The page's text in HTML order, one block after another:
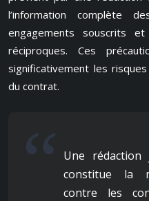
l’information complète
engagements souscrits
réciproques. Ces
significativement les
du contrat.
Une rédaction
constitue la
contre les